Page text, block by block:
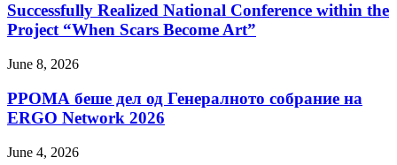
Successfully Realized National Conference within the
Project “When Scars Become Art”
June 8, 2026
РРОМА беше дел од Генералното собрание на
ERGO Network 2026
June 4, 2026